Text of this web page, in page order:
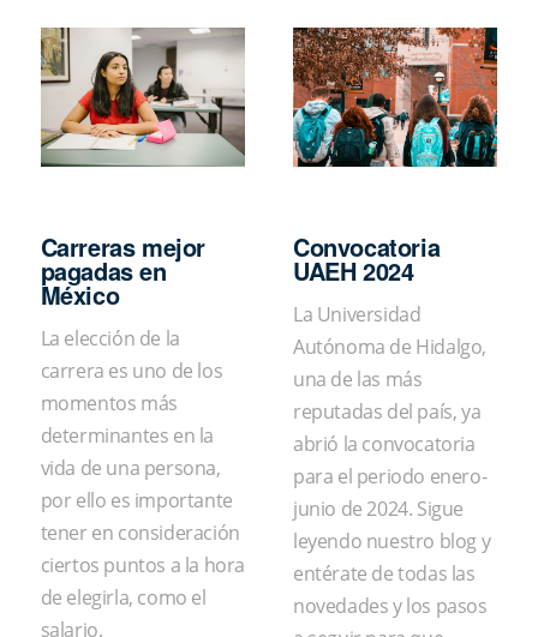
Carreras mejor
pagadas en
México
La elección de la
carrera es uno de los
momentos más
determinantes en la
vida de una persona,
por ello es importante
tener en consideración
ciertos puntos a la hora
de elegirla, como el
salario.
Convocatoria
UAEH 2024
La Universidad
Autónoma de Hidalgo,
una de las más
reputadas del país, ya
abrió la convocatoria
para el periodo enero-
junio de 2024. Sigue
leyendo nuestro blog y
entérate de todas las
novedades y los pasos